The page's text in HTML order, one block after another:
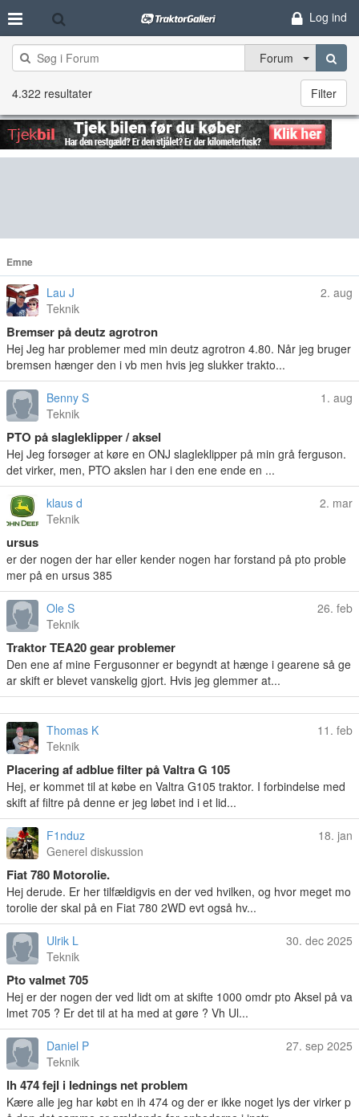
Log ind
Forum
4.322 resultater Filter
Emne
Lau J
Teknik
2. aug
Bremser på deutz agrotron
Hej Jeg har problemer med min deutz agrotron 4.80. Når jeg bruger
bremsen hænger den i vb men hvis jeg slukker trakto...
Benny S
Teknik
1. aug
PTO på slagleklipper / aksel
Hej Jeg forsøger at køre en ONJ slagleklipper på min grå ferguson.
det virker, men, PTO akslen har i den ene ende en ...
klaus d
Teknik
2. mar
ursus
er der nogen der har eller kender nogen har forstand på pto proble
mer på en ursus 385
Ole S
Teknik
26. feb
Traktor TEA20 gear problemer
Den ene af mine Fergusonner er begyndt at hænge i gearene så ge
ar skift er blevet vanskelig gjort. Hvis jeg glemmer at...
Thomas K
Teknik
11. feb
Placering af adblue filter på Valtra G 105
Hej, er kommet til at købe en Valtra G105 traktor. I forbindelse med
skift af filtre på denne er jeg løbet ind i et lid...
F1nduz
Generel diskussion
18. jan
Fiat 780 Motorolie.
Hej derude. Er her tilfældigvis en der ved hvilken, og hvor meget mo
torolie der skal på en Fiat 780 2WD evt også hv...
Ulrik L
Teknik
30. dec 2025
Pto valmet 705
Hej er der nogen der ved lidt om at skifte 1000 omdr pto Aksel på va
lmet 705 ? Er det til at ha med at gøre ? Vh Ul...
Daniel P
Teknik
27. sep 2025
Ih 474 fejl i lednings net problem
Kære alle jeg har købt en ih 474 og der er ikke noget lys der virker p